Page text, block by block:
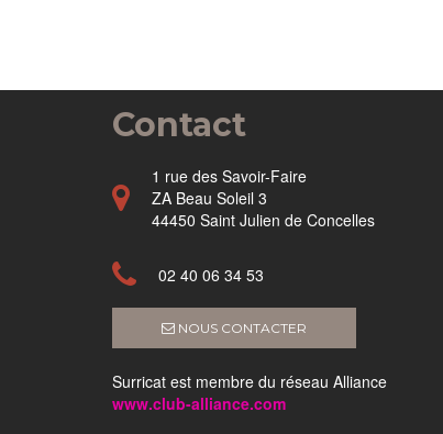
Contact
1 rue des Savoir-Faire
ZA Beau Soleil 3
44450 Saint Julien de Concelles
02 40 06 34 53
NOUS CONTACTER
Surricat est membre du réseau Alliance
www.club-alliance.com